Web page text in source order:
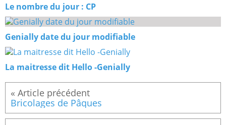
Le nombre du jour : CP
Genially date du jour modifiable
La maitresse dit Hello -Genially
Bricolages de Pâques